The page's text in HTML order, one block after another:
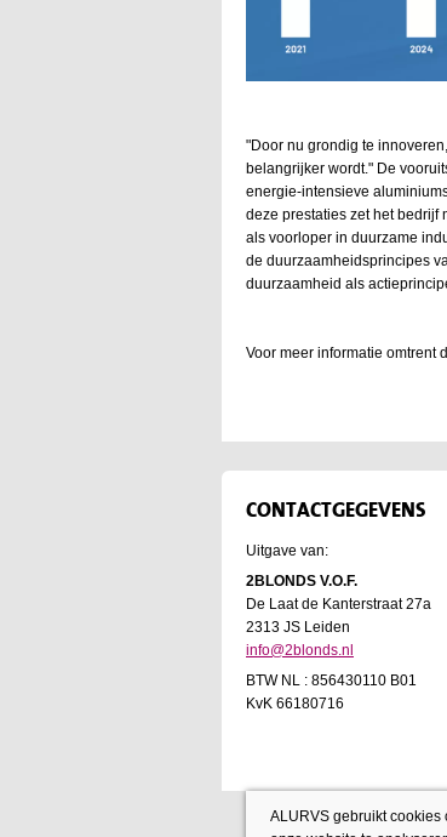
"Door nu grondig te
belangrijker wordt." De
energie-intensieve
deze prestaties zet het
als voorloper in duurzame
de duurzaamheidsprincipes
duurzaamheid als
Voor meer informatie omtrent
CONTACTGEGEVENS
Uitgave van:
2BLONDS V.O.F.
De Laat de Kanterstraat 27a
2313 JS Leiden
info@2blonds.nl
BTW NL : 856430110 B01
KvK 66180716
ALURVS gebruikt cookies